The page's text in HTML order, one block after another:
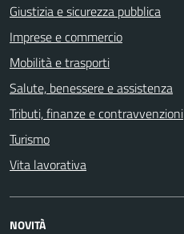
Giustizia e sicurezza pubblica
Imprese e commercio
Mobilità e trasporti
Salute, benessere e assistenza
Tributi, finanze e contravvenzioni
Turismo
Vita lavorativa
NOVITÀ